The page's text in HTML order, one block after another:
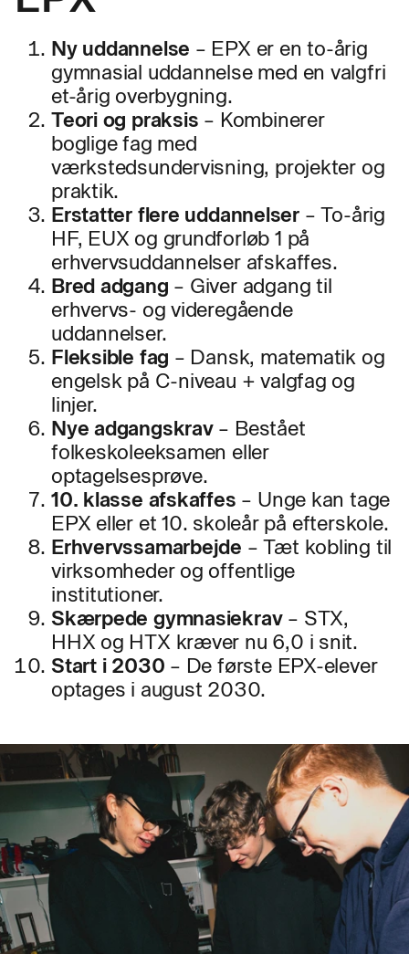
Ny uddannelse – EPX er en to-årig
gymnasial uddannelse med en valgfri
et-årig overbygning.
Teori og praksis – Kombinerer
boglige fag med
værkstedsundervisning, projekter og
praktik.
Erstatter flere uddannelser – To-årig
HF, EUX og grundforløb 1 på
erhvervsuddannelser afskaffes.
Bred adgang – Giver adgang til
erhvervs- og videregående
uddannelser.
Fleksible fag – Dansk, matematik og
engelsk på C-niveau + valgfag og
linjer.
Nye adgangskrav– Bestået
folkeskoleeksamen eller
optagelsesprøve.
10. klasse afskaffes – Unge kan tage
EPX eller et 10. skoleår på efterskole.
Erhvervssamarbejde – Tæt kobling til
virksomheder og offentlige
institutioner.
Skærpede gymnasiekrav– STX,
HHX og HTX kræver nu 6,0 i snit.
Start i 2030 – De første EPX-elever
optages i august 2030.